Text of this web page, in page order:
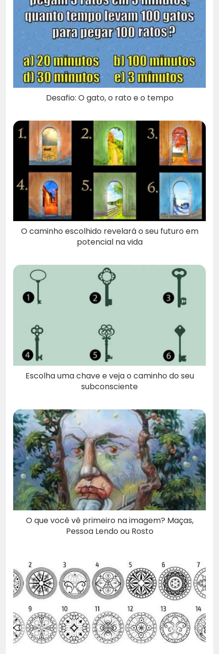
Desafio: O gato, o rato e o tempo
O caminho escolhido revelará o seu futuro em
potencial na vida
Escolha uma chave e veja o caminho do seu
subconsciente
O que você vê primeiro na imagem? Maças,
Pessoa Lendo ou Rosto